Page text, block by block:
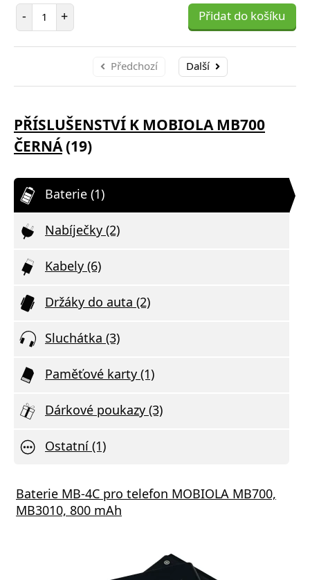
- Počet položek
+ Přidat do košíku
Předchozí Další
PŘÍSLUŠENSTVÍ K MOBIOLA MB700
ČERNÁ(19)
Baterie (1)
Nabíječky (2)
Kabely (6)
Držáky do auta (2)
Sluchátka (3)
Paměťové karty (1)
Dárkové poukazy (3)
Ostatní (1)
Baterie MB-4C pro telefon MOBIOLA MB700,
MB3010, 800 mAh